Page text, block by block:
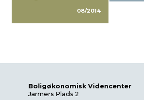
08/2014
Boligøkonomisk Videncenter
Jarmers Plads 2